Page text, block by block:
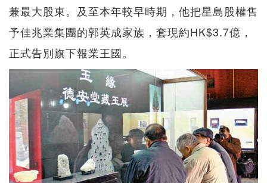
兼最大股東。及至本年較早時期，他把星島股權售
予佳兆業集團的郭英成家族，套現約HK$3.7億，
正式告別旗下報業王國。